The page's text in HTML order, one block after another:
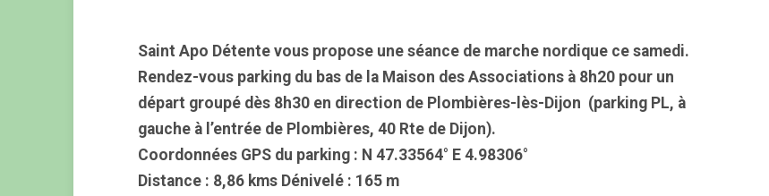
Saint Apo Détente vous propose une séance de marche nordique ce samedi.
Rendez-vous parking du bas de la Maison des Associations à 8h20 pour un
départ groupé dès 8h30 en direction de Plombières-lès-Dijon (parking PL, à
gauche à l’entrée de Plombières, 40 Rte de Dijon).
Coordonnées GPS du parking : N 47.33564° E 4.98306°
Distance : 8,86 kms Dénivelé : 165 m